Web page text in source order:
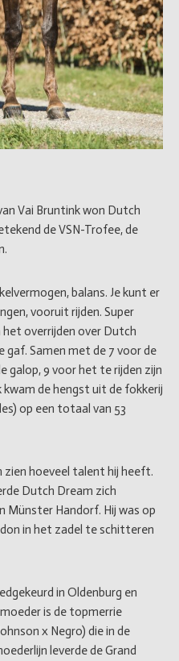
Vai Bruntink won Dutch
de VSN-Trofee, de
balans. Je kunt er
vooruit rijden. Super
het overrijden over Dutch
gaf. Samen met de 7 voor de
galop, 9 voor het te rijden zijn
kwam de hengst uit de fokkerij
op een totaal van 53
zien hoeveel talent hij heeft.
Dutch Dream zich
Handorf. Hij was op
in het zadel te schitteren
in Oldenburg en
is de topmerrie
x Negro) die in de
leverde de Grand